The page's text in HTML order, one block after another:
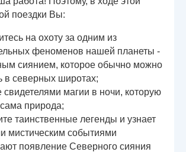
поездки Вы:
на охоту за одним из
феноменов нашей планеты -
сиянием, которое обычно можно
в северных широтах;
свидетелями магии в ночи, которую
природа;
таинственные легенды и узнает
мистическим событиями
появление Северного сияния